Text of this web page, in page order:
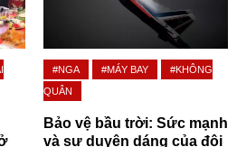
#NGA #MÁY BAY
#KHÔNG
QUÂN
Bảo vệ bầu trời: Sức mạnh
và sự duyên dáng của đội